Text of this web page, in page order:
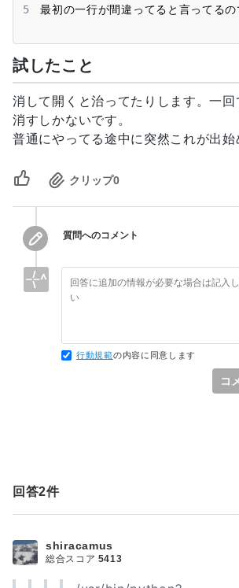
5
最初の一行が間違ってると言ってる
試したこと
消して開くと治ってたりします。一回
消すしかないです。
普通にやってる途中に突然これが出始
クリップ0
質問へのコメント
行動規範の内容に同意します
コ
回答2件
shiracamus
総合スコア 5413